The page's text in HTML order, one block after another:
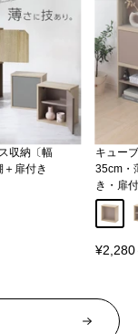
動 折り畳み式 折りたたみ式 おりたたみ式 折畳み式 折れ脚式 折れ足式 折れあし式 折畳式 小さい 小さめ 小ぶり ミニ ミニサイズ 低い 低め ロー ロータイプ スリム 丸み 角がない 角丸 角型 四角 四角形 長方形 スクエア 天然木 突板 突き板 木目 木 木製 ウッド 脚裏クッション付 白 白家具 白色 桃色 桜色 灰色 茶色 ホワイト サクラピンク ナチュラル×ホワイト ベージュ オーク グレー ウォールナット ウォルナット ブラウン パステルカラー アースカラー くすみカラー 約 幅80cm 奥行45cm 高さ30cm 高さ35cm 在宅 在宅ワーク 在宅勤務 テレワーク デスクワーク リビング学習 リモートワーク 食事 おままごと おえかき お絵かき 学習 宿題 勉強 お勉強 新生活 ニューライフ 来客用 和室 応接室 ワンルーム ロビー ラウンジ オフィス カフェ カフェラウンジ 子供部屋 こども部屋 書斎 食卓 寝室 モダンリビング リビング 座敷 ベッドサイド シンプル 和風 北欧 北欧インテリア 北欧テイスト 北欧風 お洒落 かっこいい かわいい 可愛い ナチュラルインテリア 韓国インテリア オシャレ インテリア ナチュラルテイスト カントリー おしゃれ ウッドインテリア 大人かわいい 北欧家具 ゆったり 贈り物 ギフト お誕生日 誕生祝い クリスマス プレゼント 入学 入園 入園祝い 内祝い 出産祝い
収納〔幅
扉付き
キュー
35cm・
き・扉
オー
販
¥2,280